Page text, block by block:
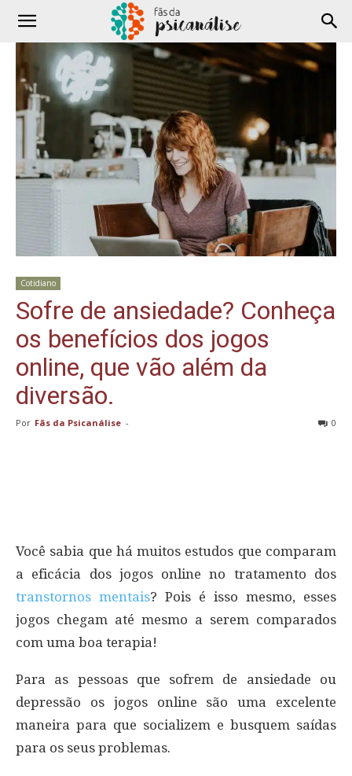
Cotidiano
Sofre de ansiedade? Conheça
os benefícios dos jogos
online, que vão além da
diversão.
Por Fãs da Psicanálise - 0
Você sabia que há muitos estudos que comparam
a eficácia dos jogos online no tratamento dos
transtornos mentais? Pois é isso mesmo, esses
jogos chegam até mesmo a serem comparados
com uma boa terapia!
Para as pessoas que sofrem de ansiedade ou
depressão os jogos online são uma excelente
maneira para que socializem e busquem saídas
para os seus problemas.